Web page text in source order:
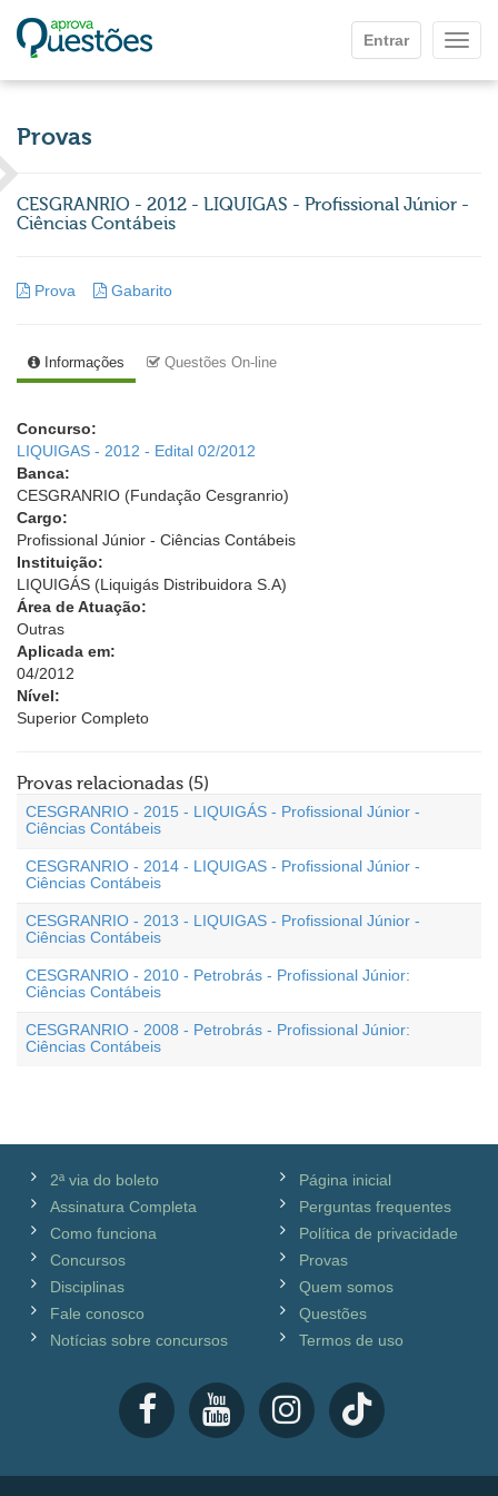
Entrar
Provas
CESGRANRIO - 2012 - LIQUIGAS - Profissional Júnior -
Ciências Contábeis
Prova Gabarito
Informações Questões On-line
Concurso:
LIQUIGAS - 2012 - Edital 02/2012
Banca:
CESGRANRIO (Fundação Cesgranrio)
Cargo:
Profissional Júnior - Ciências Contábeis
Instituição:
LIQUIGÁS (Liquigás Distribuidora S.A)
Área de Atuação:
Outras
Aplicada em:
04/2012
Nível:
Superior Completo
Provas relacionadas (5)
CESGRANRIO - 2015 - LIQUIGÁS - Profissional Júnior -
Ciências Contábeis
CESGRANRIO - 2014 - LIQUIGAS - Profissional Júnior -
Ciências Contábeis
CESGRANRIO - 2013 - LIQUIGAS - Profissional Júnior -
Ciências Contábeis
CESGRANRIO - 2010 - Petrobrás - Profissional Júnior:
Ciências Contábeis
CESGRANRIO - 2008 - Petrobrás - Profissional Júnior:
Ciências Contábeis
2ª via do boleto
Assinatura Completa
Como funciona
Concursos
Disciplinas
Fale conosco
Notícias sobre concursos
Página inicial
Perguntas frequentes
Política de privacidade
Provas
Quem somos
Questões
Termos de uso